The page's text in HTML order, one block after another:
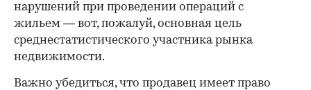
нарушений при проведении операций с
жильем — вот, пожалуй, основная цель
среднестатистического участника рынка
недвижимости.
Важно убедиться, что продавец имеет право